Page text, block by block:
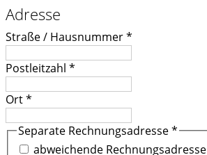
Adresse
Straße / Hausnummer*
Postleitzahl *
Ort*
Separate Rechnungsadresse*
abweichende Rechnungsadresse